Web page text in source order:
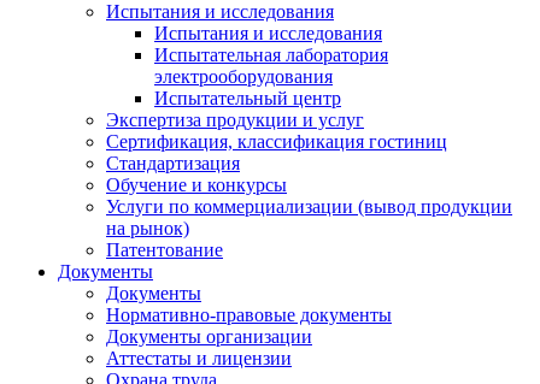
Испытания и исследования
Испытания и исследования
Испытательная лаборатория
электрооборудования
Испытательный центр
Экспертиза продукции и услуг
Сертификация, классификация гостиниц
Стандартизация
Обучение и конкурсы
Услуги по коммерциализации (вывод продукции
на рынок)
Патентование
Документы
Документы
Нормативно-правовые документы
Документы организации
Аттестаты и лицензии
Охрана труда